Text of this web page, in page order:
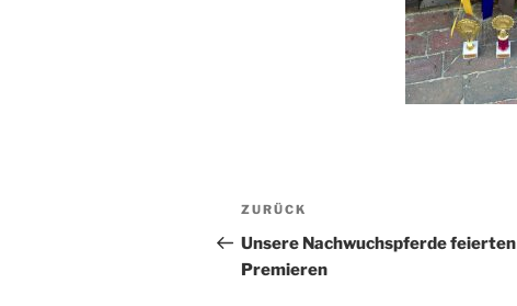
Beitragsnavigation
Vorheriger
Beitrag
ZURÜCK
Unsere Nachwuchspferde feierten
Premieren